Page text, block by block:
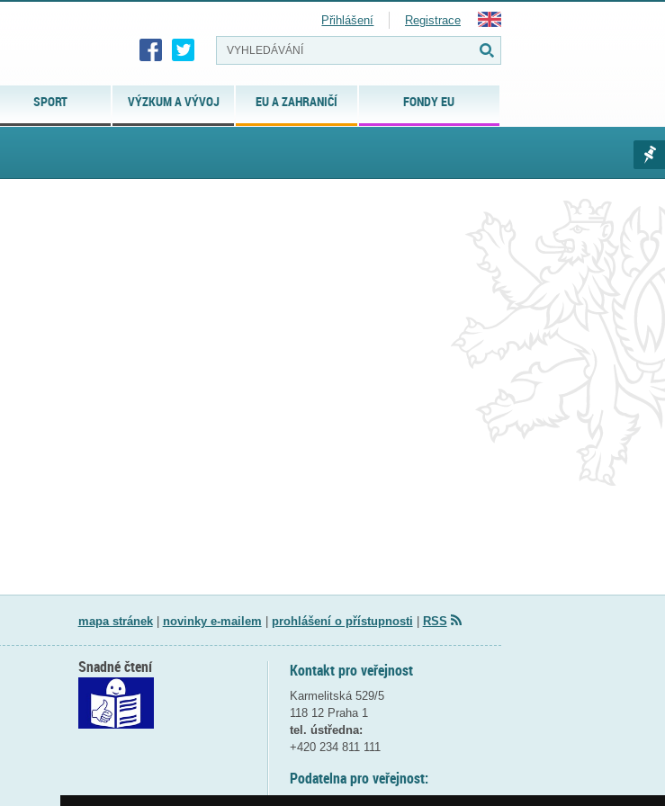
SPORT VÝZKUM A VÝVOJ EU A ZAHRANIČÍ FONDY EU
Přihlášení Registrace
mapa stránek| novinky e-mailem prohlášení o přístupnosti RSS
Kontakt pro veřejnost
Karmelitská 529/5
118 12 Praha 1
tel. ústředna:
+420 234 811 111
Podatelna pro veřejnost:
Snadné čtení